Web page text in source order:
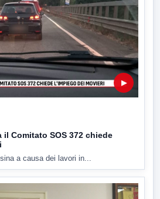
▶
Comitato SOS 372 chiede
a causa dei lavori in...